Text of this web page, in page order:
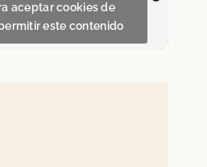
aceptar cookies de
este contenido